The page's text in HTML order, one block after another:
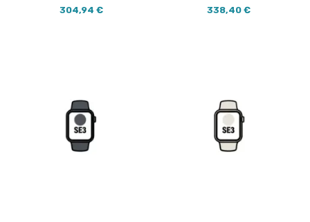
304,94 €
338,40 €